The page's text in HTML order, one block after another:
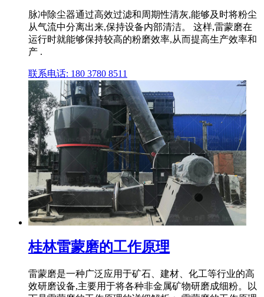
脉冲除尘器通过高效过滤和周期性清灰,能够及时将粉尘
从气流中分离出来,保持设备内部清洁。 这样,雷蒙磨在
运行时就能够保持较高的粉磨效率,从而提高生产效率和
产 .
联系电话: 180 3780 8511
桂林雷蒙磨的工作原理
雷蒙磨是一种广泛应用于矿石、建材、化工等行业的高
效研磨设备,主要用于将各种非金属矿物研磨成细粉。以